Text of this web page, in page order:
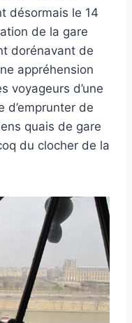
désormais le 14
de la gare
dorénavant de
appréhension
voyageurs d’une
d’emprunter de
quais de gare
du clocher de la